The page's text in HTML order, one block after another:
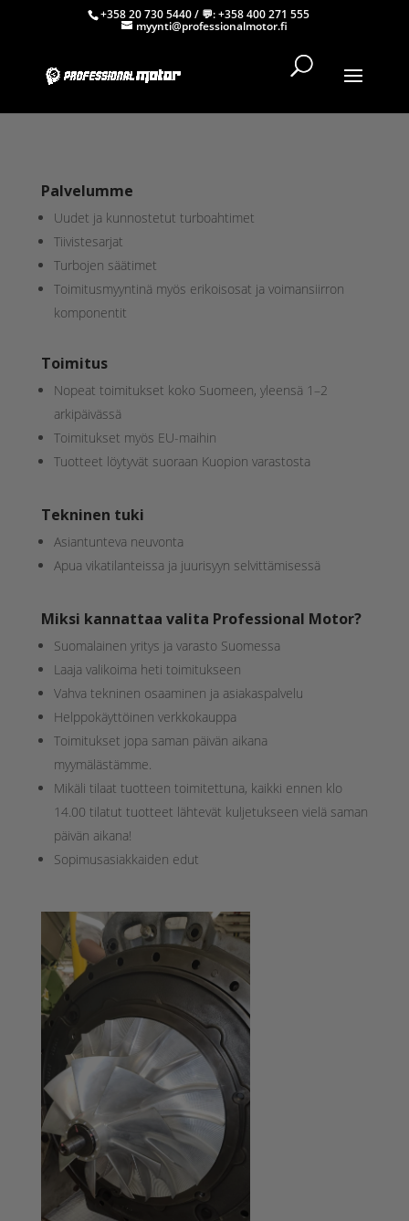
+358 20 730 5440/ 💬:+358 400 271 555
myynti@professionalmotor.fi
Palvelumme
Uudet ja kunnostetut turboahtimet
Tiivistesarjat
Turbojen säätimet
Toimitusmyyntinä myös erikoisosat ja voimansiirron
komponentit
Toimitus
Nopeat toimitukset koko Suomeen, yleensä 1–2
arkipäivässä
Toimitukset myös EU-maihin
Tuotteet löytyvät suoraan Kuopion varastosta
Tekninen tuki
Asiantunteva neuvonta
Apua vikatilanteissa ja juurisyyn selvittämisessä
Miksi kannattaa valita Professional Motor?
Suomalainen yritys ja varasto Suomessa
Laaja valikoima heti toimitukseen
Vahva tekninen osaaminen ja asiakaspalvelu
Helppokäyttöinen verkkokauppa
Toimitukset jopa saman päivän aikana
myymälästämme.
Mikäli tilaat tuotteen toimitettuna, kaikki ennen klo
14.00 tilatut tuotteet lähtevät kuljetukseen vielä saman
päivän aikana!
Sopimusasiakkaiden edut